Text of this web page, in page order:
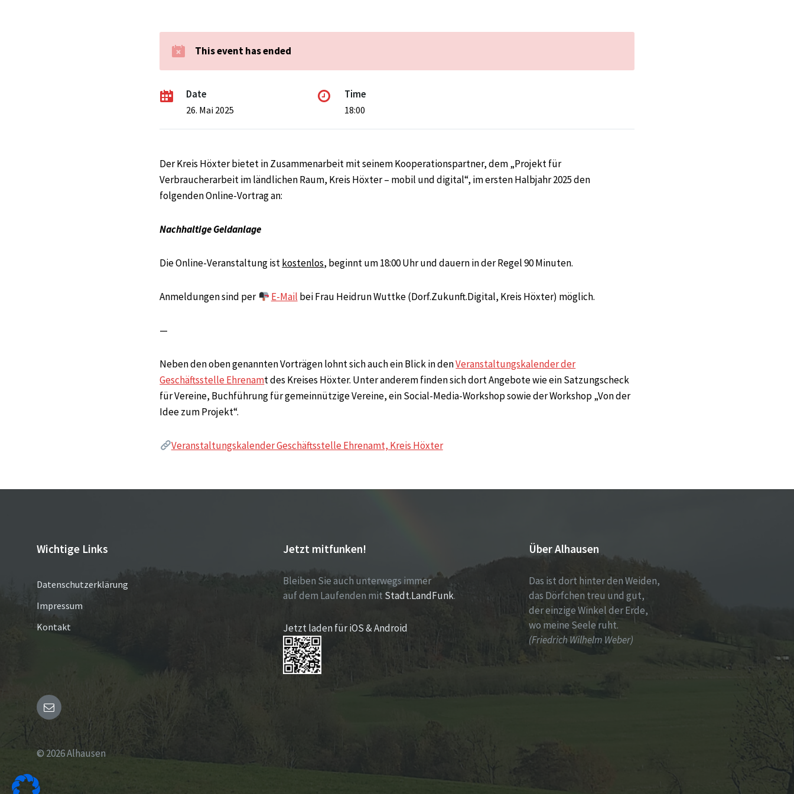
This event has ended
Date
26. Mai 2025
Time
18:00
Der Kreis Höxter bietet in Zusammenarbeit mit seinem Kooperationspartner, dem „Projekt für
Verbraucherarbeit im ländlichen Raum, Kreis Höxter – mobil und digital“, im ersten Halbjahr 2025 den
folgenden Online-Vortrag an:
Nachhaltige Geldanlage
Die Online-Veranstaltung istkostenlos, beginnt um 18:00 Uhr und dauern in der Regel 90 Minuten.
Anmeldungen sind per E-Mail bei Frau Heidrun Wuttke (Dorf.Zukunft.Digital, Kreis Höxter) möglich.
—
Neben den oben genannten Vorträgen lohnt sich auch ein Blick in denVeranstaltungskalender der
Geschäftsstelle Ehrenamt des Kreises Höxter. Unter anderem finden sich dort Angebote wie ein Satzungscheck
für Vereine, Buchführung für gemeinnützige Vereine, ein Social-Media-Workshop sowie der Workshop „Von der
Idee zum Projekt“.
Veranstaltungskalender Geschäftsstelle Ehrenamt, Kreis Höxter
Wichtige Links
Datenschutzerklärung
Impressum
Kontakt
Jetzt mitfunken!
Bleiben Sie auch unterwegs immer
auf dem Laufenden mit Stadt.LandFunk.
Jetzt laden für iOS & Android
Über Alhausen
Das ist dort hinter den Weiden,
das Dörfchen treu und gut,
der einzige Winkel der Erde,
wo meine Seele ruht.
(Friedrich Wilhelm Weber)
Email
© 2026 Alhausen